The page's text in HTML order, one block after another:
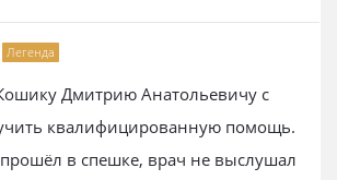
Легенда
Дмитрию Анатольевичу с
квалифицированную помощь.
в спешке, врач не выслушал